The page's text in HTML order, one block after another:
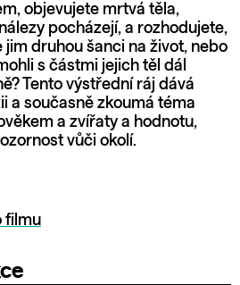
objevujete mrtvá těla,
pocházejí, a rozhodujete,
jim druhou šanci na život, nebo
s částmi jejich těl dál
Tento výstřední ráj dává
a současně zkoumá téma
a zvířaty a hodnotu,
vůči okolí.
filmu